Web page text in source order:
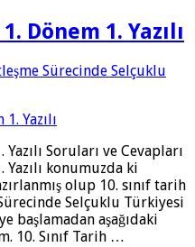
Dönem 1. Yazılı
Sürecinde Selçuklu
Soruları ve Cevapları
Yazılı konumuzda ki
olup 10. sınıf tarih
Selçuklu Türkiyesi
başlamadan aşağıdaki
10. Sınıf Tarih …